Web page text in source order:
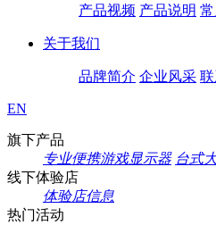
产品视频 产品说明
关于我们
品牌简介 企业风采
EN
旗下产品
专业便携游戏显示器 台式
线下体验店
体验店信息
热门活动